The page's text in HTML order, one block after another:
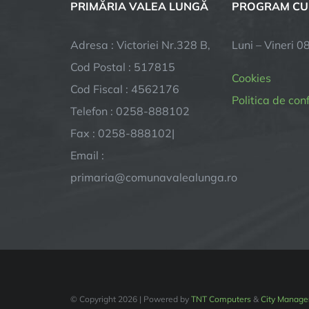
PRIMĂRIA VALEA LUNGĂ
Adresa : Victoriei Nr.328 B,
Cod Postal : 517815
Cod Fiscal : 4562176
Telefon : 0258-888102
Fax : 0258-888102|
Email :
primaria@comunavalealunga.ro
PROGRAM
Luni – Vineri
Cookies
Politica de
© Copyright 2026 | Powered by TNT Computers & City